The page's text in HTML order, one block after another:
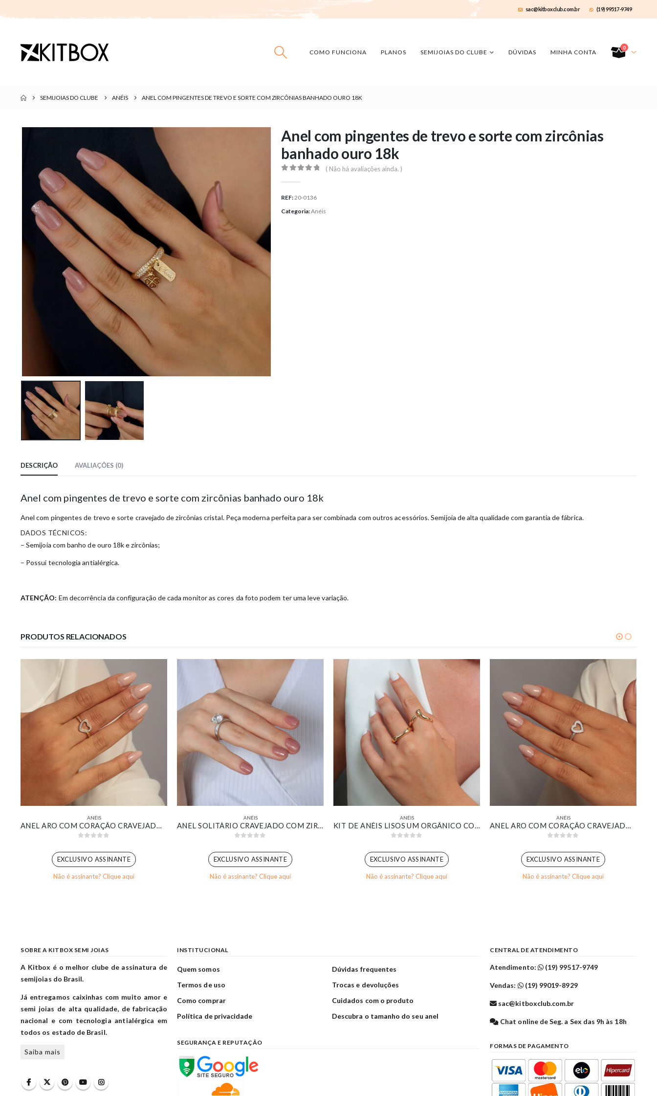
sac@kitboxclub.com.br (19) 99517-9749
COMO FUNCIONA PLANOS SEMIJOIAS DO CLUBE DÚVIDAS MINHA CONTA
0
SEMIJOIAS DO CLUBE ANÉIS ANEL COM PINGENTES DE TREVO E SORTE COM ZIRCÔNIAS BANHADO OURO 18K
Anel com pingentes de trevo e sorte com zircônias
banhado ouro 18k
( Não há avaliações ainda. )
REF:20-0136
Categoria:Anéis
DESCRIÇÃO AVALIAÇÕES (0)
Anel com pingentes de trevo e sorte com zircônias banhado ouro 18k
Anel com pingentes de trevo e sorte cravejado de zircônias cristal. Peça moderna perfeita para ser combinada com outros acessórios. Semijoia de alta qualidade com garantia de fábrica.
DADOS TÉCNICOS:
– Semijoia com banho de ouro 18k e zircônias;
– Possui tecnologia antialérgica.
ATENÇÃO: Em decorrência da configuração de cada monitor as cores da foto podem ter uma leve variação.
PRODUTOS RELACIONADOS
ANÉIS
ANEL ARO COM CORAÇÃO CRAVEJADO VAZADO BANHADO EM OURO 18K
EXCLUSIVO ASSINANTE
Não é assinante? Clique aqui
ANÉIS
ANEL SOLITÁRIO CRAVEJADO COM ZIRCÔNIA REDONDA CRISTAL BANHADO EM OURO BRANCO
EXCLUSIVO ASSINANTE
Não é assinante? Clique aqui
ANÉIS
KIT DE ANÉIS LISOS UM ORGÂNICO COM REGULÁVEL FORMATO DE GOTA BANHADO EM OURO 18K
EXCLUSIVO ASSINANTE
Não é assinante? Clique aqui
ANÉIS
ANEL ARO COM CORAÇÃO CRAVEJADO VAZADO BANHADO EM OURO BRANCO
EXCLUSIVO ASSINANTE
Não é assinante? Clique aqui
SOBRE A KITBOX SEMI JOIAS
A Kitbox é o melhor clube de assinatura de
semijoias do Brasil.
Já entregamos caixinhas com muito amor e
semi joias de alta qualidade, de fabricação
nacional e com tecnologia antialérgica em
todos os estado de Brasil.
Saiba mais
INSTITUCIONAL
Quem somos
Termos de uso
Como comprar
Política de privacidade
Dúvidas frequentes
Trocas e devoluções
Cuidados com o produto
Descubra o tamanho do seu anel
SEGURANÇA E REPUTAÇÃO
CENTRAL DE ATENDIMENTO
Atendimento: (19) 99517-9749
Vendas: (19) 99019-8929
sac@kitboxclub.com.br
Chat online de Seg. a Sex das 9h às 18h
FORMAS DE PAGAMENTO